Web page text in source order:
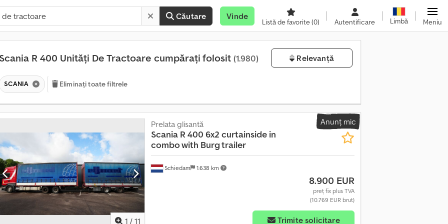
Căutare Vinde
Listă de favorite(0) Autentificare Limbă Meniu
Scania R 400 Unități De Tractoare cumpărați folosit (1.980) Relevanță
SCANIA Eliminați toate filtrele
Anunț mic
1 / 11
Schiedam 1.638 km
Prelata glisantă
Scania R 400 6x2 curtainside in
combo with Burg trailer
8.900 EUR
preț fix plus TVA
(10.769 EUR brut)
Trimite solicitare
P
e
s
t